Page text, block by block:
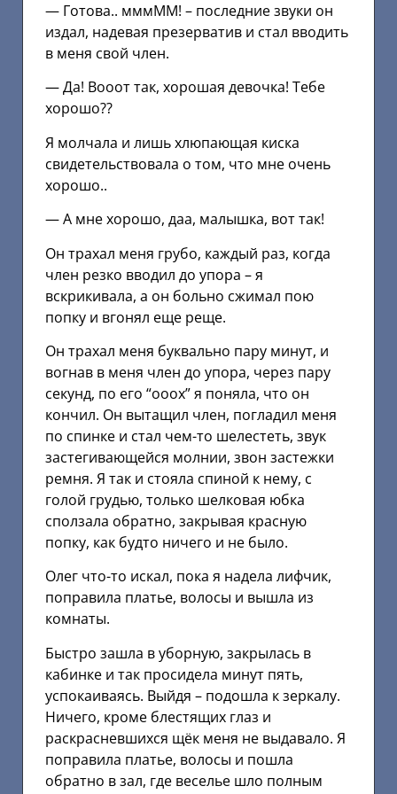
— Готова.. мммММ! – последние звуки он
издал, надевая презерватив и стал вводить
в меня свой член.
— Да! Вооот так, хорошая девочка! Тебе
хорошо??
Я молчала и лишь хлюпающая киска
свидетельствовала о том, что мне очень
хорошо..
— А мне хорошо, даа, малышка, вот так!
Он трахал меня грубо, каждый раз, когда
член резко вводил до упора – я
вскрикивала, а он больно сжимал пою
попку и вгонял еще реще.
Он трахал меня буквально пару минут, и
вогнав в меня член до упора, через пару
секунд, по его “ооох” я поняла, что он
кончил. Он вытащил член, погладил меня
по спинке и стал чем-то шелестеть, звук
застегивающейся молнии, звон застежки
ремня. Я так и стояла спиной к нему, с
голой грудью, только шелковая юбка
сползала обратно, закрывая красную
попку, как будто ничего и не было.
Олег что-то искал, пока я надела лифчик,
поправила платье, волосы и вышла из
комнаты.
Быстро зашла в уборную, закрылась в
кабинке и так просидела минут пять,
успокаиваясь. Выйдя – подошла к зеркалу.
Ничего, кроме блестящих глаз и
раскрасневшихся щёк меня не выдавало. Я
поправила платье, волосы и пошла
обратно в зал, где веселье шло полным